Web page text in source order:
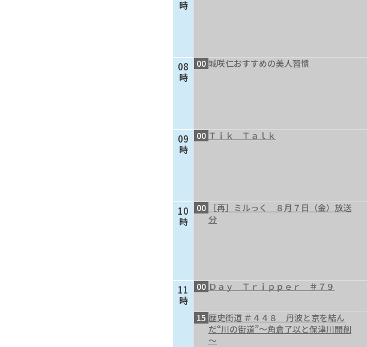
時
08
時
09
時
10
時
11
時
00 城咲仁おすすめの美人習慣
00 Ｔｉｋ Ｔａｌｋ
00
［再］ミルっく ８月７日（金）放送
分
00 Ｄａｙ Ｔｒｉｐｐｅｒ ＃７９
15 歴史街道 ＃４４８ 丹波と京を結ん
だ“川の街道”～角倉了以と保津川開削
～